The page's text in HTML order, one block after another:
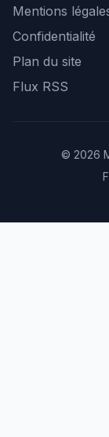
Mentions
Confidentialité
Plan du site
Flux RSS
© 2026